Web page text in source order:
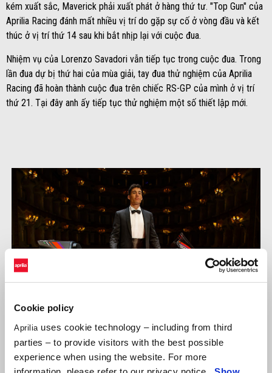
Cookie policy
Aprilia uses cookie technology – including from third
parties – to provide visitors with the best possible
experience when using the website. For more
kém xuất sắc, Maverick phải xuất phát ở hàng thứ tư. "Top Gun" của
Aprilia Racing đánh mất nhiều vị trí do gặp sự cố ở vòng đầu và kết
thúc ở vị trí thứ 14 sau khi bắt nhịp lại với cuộc đua.
Nhiệm vụ của Lorenzo Savadori vẫn tiếp tục trong cuộc đua. Trong
lần đua dự bị thứ hai của mùa giải, tay đua thử nghiệm của Aprilia
Racing đã hoàn thành cuộc đua trên chiếc RS-GP của mình ở vị trí
thứ 21. Tại đây anh ấy tiếp tục thử nghiệm một số thiết lập mới.